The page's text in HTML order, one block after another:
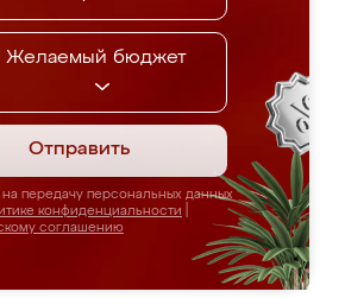
Желаемый бюджет
Отправить
передачу персональных данных
конфиденциальности
соглашению